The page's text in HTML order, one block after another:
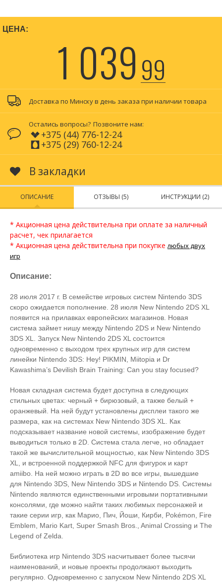
ЦЕНА:
1 03999
Доставка по Минску в день заказа при наличии товара
Остались вопросы? Позвоните нам:
+375 (44) 776-12-24
+375 (29) 760-12-24
В закладки
ОПИСАНИЕ ОТЗЫВЫ (5) ИНСТРУКЦИИ (2)
* Акционная цена действительна при оплате за наличный
расчет, чек прилагается
* Акционная цена действительна при покупкелюбых двух
игр
Описание:
28 июля 2017 г. В семействе игровых систем Nintendo 3DS
скоро ожидается пополнение. 28 июля New Nintendo 2DS XL
появится на прилавках европейских магазинов. Новая
система займет нишу между Nintendo 2DS и New Nintendo
3DS XL. Запуск New Nintendo 2DS XL состоится
одновременно с выходом трех крупных игр для систем
линейки Nintendo 3DS: Hey! PIKMIN, Miitopia и Dr
Kawashima’s Devilish Brain Training: Can you stay focused?
Новая складная система будет доступна в следующих
стильных цветах: черный + бирюзовый, а также белый +
оранжевый. На ней будут установлены дисплеи такого же
размера, как на системах New Nintendo 3DS XL. Как
подсказывает название новой системы, изображение будет
выводиться только в 2D. Система стала легче, но обладает
такой же вычислительной мощностью, как New Nintendo 3DS
XL, и встроенной поддержкой NFC для фигурок и карт
amiibo. На ней можно играть в 2D во все игры, вышедшие
для Nintendo 3DS, New Nintendo 3DS и Nintendo DS. Системы
Nintendo являются единственными игровыми портативными
консолями, где можно найти таких любимых персонажей и
такие серии игр, как Марио, Пич, Йоши, Кирби, Pokémon, Fire
Emblem, Mario Kart, Super Smash Bros., Animal Crossing и The
Legend of Zelda.
Библиотека игр Nintendo 3DS насчитывает более тысячи
наименований, и новые проекты продолжают выходить
регулярно. Одновременно с запуском New Nintendo 2DS XL